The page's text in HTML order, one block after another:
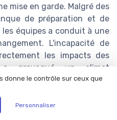
mise en garde. Malgré des
de préparation et de
équipes a conduit à une
L'incapacité de
les impacts des
a provoqué un climat
parmi les employés,
:Forbes).
donne le contrôle sur ceux que
Personnaliser